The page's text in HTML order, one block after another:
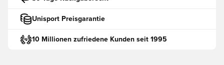
Unisport Preisgarantie
10 Millionen zufriedene Kunden seit 1995